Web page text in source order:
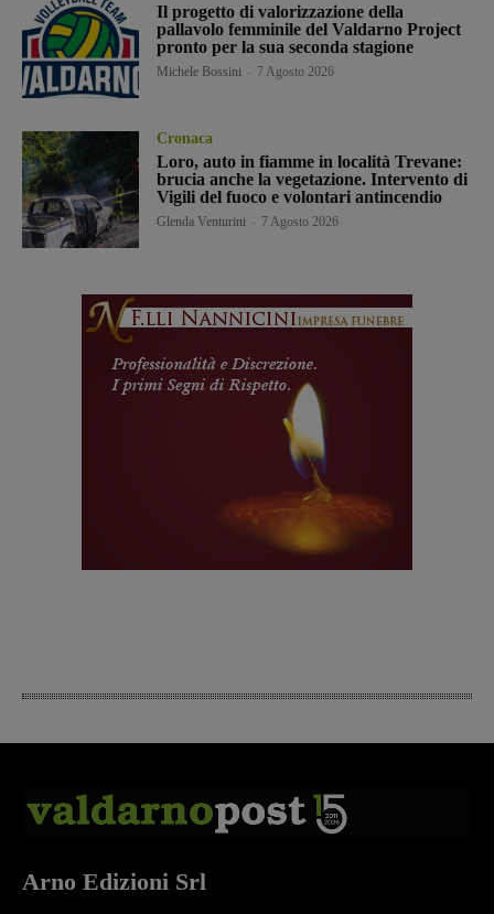
Il progetto di valorizzazione della
pallavolo femminile del Valdarno Project
pronto per la sua seconda stagione
Michele Bossini 7 Agosto 2026
Cronaca
Loro, auto in fiamme in località Trevane:
brucia anche la vegetazione. Intervento di
Vigili del fuoco e volontari antincendio
Glenda Venturini 7 Agosto 2026
Arno Edizioni Srl